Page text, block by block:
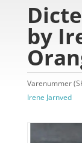
by
Varenummer
Irene Jarnved